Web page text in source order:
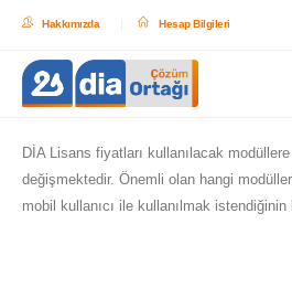
Hakkımızda Hesap Bilgileri
DİA Lisans fiyatları kullanılacak modüllere
değişmektedir. Önemli olan hangi
mobil kullanıcı ile kullanılmak istendiğinin